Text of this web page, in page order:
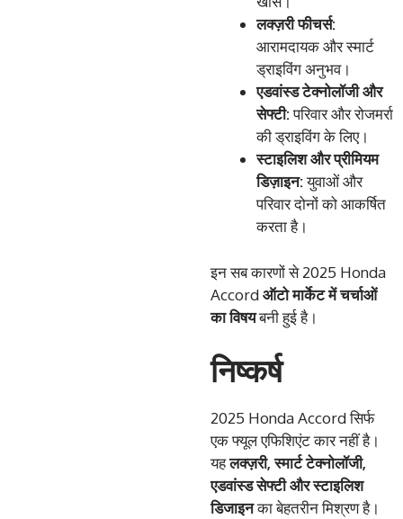
लक्ज़रीफीचर्स:
आरामदायक और स्मार्ट
ड्राइविंग अनुभव।
एडवांस्डटेक्नोलॉजीऔर
सेफ्टी:परिवार और रोजमर्रा
की ड्राइविंग के लिए।
स्टाइलिशऔरप्रीमियम
डिज़ाइन:युवाओं और
परिवार दोनों को आकर्षित
करता है।
इन सब कारणों से 2025 Honda
Accordऑटोमार्केटमेंचर्चाओं
काविषयबनी हुई है।
निष्कर्ष
2025 Honda Accord सिर्फ
एक फ्यूल एफिशिएंट कार नहीं है।
यहलक्ज़री,स्मार्टटेक्नोलॉजी,
एडवांस्डसेफ्टीऔरस्टाइलिश
डिजाइनका बेहतरीन मिश्रण है।